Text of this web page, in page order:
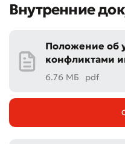
Внутренние
Положение об
конфликтами
6.76 МБ pdf